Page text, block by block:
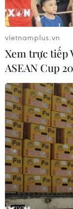
vietnamplus.vn
Xem trực tiếp
ASEAN Cup